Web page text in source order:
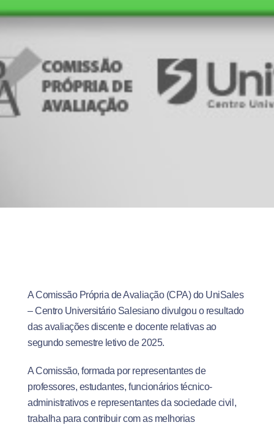
A Comissão Própria de Avaliação (CPA) do UniSales
– Centro Universitário Salesiano divulgou o resultado
das avaliações discente e docente relativas ao
segundo semestre letivo de 2025.
A Comissão, formada por representantes de
professores, estudantes, funcionários técnico-
administrativos e representantes da sociedade civil,
trabalha para contribuir com as melhorias